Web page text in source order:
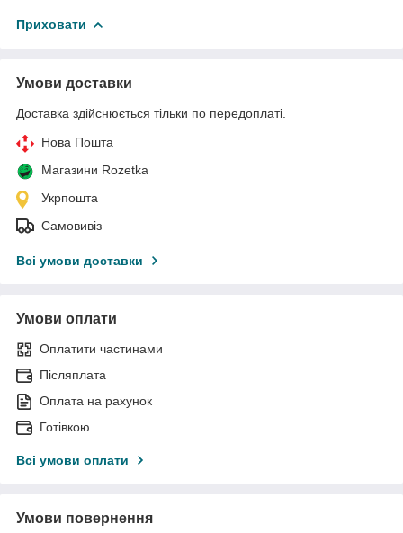
Приховати
Умови доставки
Доставка здійснюється тільки по передоплаті.
Нова Пошта
Магазини Rozetka
Укрпошта
Самовивіз
Всі умови доставки
Умови оплати
Оплатити частинами
Післяплата
Оплата на рахунок
Готівкою
Всі умови оплати
Умови повернення